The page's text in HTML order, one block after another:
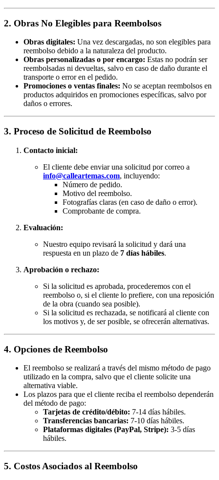
2. Obras No Elegibles para Reembolsos
Obras digitales: Una vez descargadas, no son elegibles para
reembolso debido a la naturaleza del producto.
Obras personalizadas o por encargo: Estas no podrán ser
reembolsadas ni devueltas, salvo en caso de daño durante el
transporte o error en el pedido.
Promociones o ventas finales: No se aceptan reembolsos en
productos adquiridos en promociones específicas, salvo por
daños o errores.
3. Proceso de Solicitud de Reembolso
Contacto inicial:
El cliente debe enviar una solicitud por correo a
info@calleartemas.com, incluyendo:
Número de pedido.
Motivo del reembolso.
Fotografías claras (en caso de daño o error).
Comprobante de compra.
Evaluación:
Nuestro equipo revisará la solicitud y dará una
respuesta en un plazo de 7 días hábiles.
Aprobación o rechazo:
Si la solicitud es aprobada, procederemos con el
reembolso o, si el cliente lo prefiere, con una reposición
de la obra (cuando sea posible).
Si la solicitud es rechazada, se notificará al cliente con
los motivos y, de ser posible, se ofrecerán alternativas.
4. Opciones de Reembolso
El reembolso se realizará a través del mismo método de pago
utilizado en la compra, salvo que el cliente solicite una
alternativa viable.
Los plazos para que el cliente reciba el reembolso dependerán
del método de pago:
Tarjetas de crédito/débito: 7-14 días hábiles.
Transferencias bancarias: 7-10 días hábiles.
Plataformas digitales (PayPal, Stripe): 3-5 días
hábiles.
5. Costos Asociados al Reembolso